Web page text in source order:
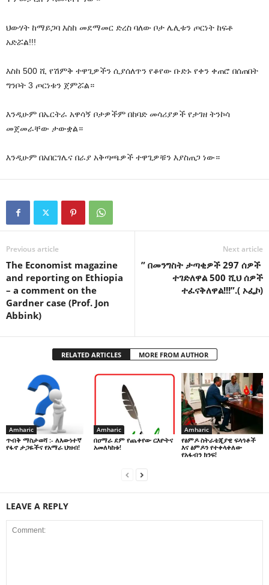
ህውሃት ከማይጋባ እስከ መደማመር ድረስ ባለው ቦታ ሌሊቱን ጦርነት ከፍቶ
አድሯል!!!
እስከ 500 ሺ የሽምቅ ተዋጊዎችን ሲያሰለጥን የቆየው ቡድኑ የቀን ቀጠሮ በሰጠበት
ግንቦት 3 ጦርነቱን ጀምሯል።
እንዲሁም በኤርትራ አዋሳኝ ቦታዎችም በከባድ መሳሪያዎች የታገዘ ትንኮሳ
መጀመራቸው ታውቋል።
እንዲሁም በአበርገሌና በራያ አቅጣጫዎች ተዋጊዎቹን እያስጠጋ ነው።
Previous article
The Economist magazine
and reporting on Ethiopia
– a comment on the
Gardner case (Prof. Jon
Abbink)
Next article
” በመንግስት ታጣቂዎች 297 ሰዎች
ተገድለዋል 500 ሺህ ሰዎች
ተፈናቅለዋል!!!”.( ኦፌኮ)
RELATED ARTICLES MORE FROM AUTHOR
Amharic
ጥብቅ ማስታወሻ :- ለእውነተኛ
የፋኖ ታጋዬችና የአማራ ህዝብ!
Amharic
በዐማራ ደም የጨቀየው ርእዮትና
አመለካከቱ!
Amharic
የፅምዶ ስትራቴጂያዊ ፍላጎቶች
እና ፅምዶን የተቀላቀለው
የአፋብን ክንፍ!
LEAVE A REPLY